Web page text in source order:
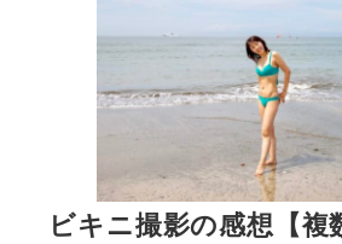
ビキニ撮影の感想【複